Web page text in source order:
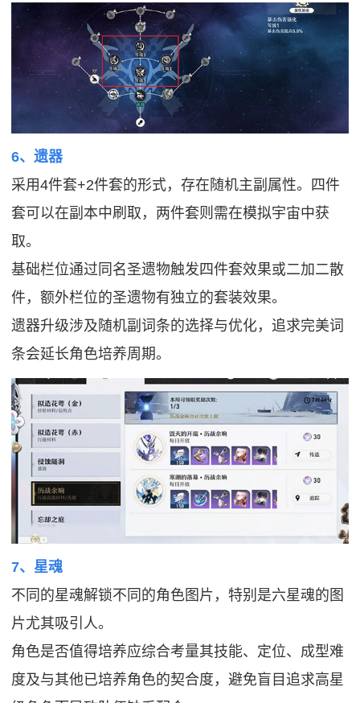
6、遗器
采用4件套+2件套的形式，存在随机主副属性。四件
套可以在副本中刷取，两件套则需在模拟宇宙中获
取。
基础栏位通过同名圣遗物触发四件套效果或二加二散
件，额外栏位的圣遗物有独立的套装效果。
遗器升级涉及随机副词条的选择与优化，追求完美词
条会延长角色培养周期。
7、星魂
不同的星魂解锁不同的角色图片，特别是六星魂的图
片尤其吸引人。
角色是否值得培养应综合考量其技能、定位、成型难
度及与其他已培养角色的契合度，避免盲目追求高星